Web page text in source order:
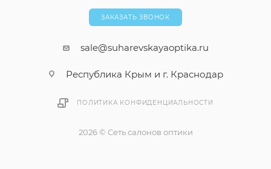
ЗАКАЗАТЬ ЗВОНОК
sale@suharevskayaoptika.ru
Республика Крым и г. Краснодар
ПОЛИТИКА КОНФИДЕНЦИАЛЬНОСТИ
2026 © Сеть салонов оптики